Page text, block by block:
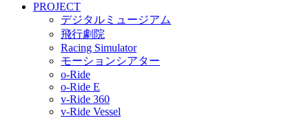
PROJECT
デジタルミュージアム
飛行劇院
Racing Simulator
モーションシアター
o-Ride
o-Ride E
v-Ride 360
v-Ride Vessel